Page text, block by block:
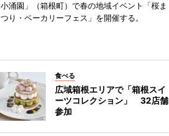
小涌園」（箱根町）で春の地域イベント「桜ま
つり・ベーカリーフェス」を開催する。
食べる
広域箱根エリアで「箱根スイ
ーツコレクション」 32店舗
参加